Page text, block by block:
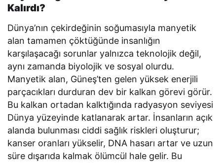
Kalırdı?
Dünya’nın çekirdeğinin soğumasıyla manyetik
alan tamamen çöktüğünde insanlığın
karşılaşacağı sorunlar yalnızca teknolojik değil,
aynı zamanda biyolojik ve sosyal olurdu.
Manyetik alan, Güneş’ten gelen yüksek enerjili
parçacıkları durduran dev bir kalkan görevi görür.
Bu kalkan ortadan kalktığında radyasyon seviyesi
Dünya yüzeyinde katlanarak artar. İnsanların açık
alanda bulunması ciddi sağlık riskleri oluşturur;
kanser oranları yükselir, DNA hasarı artar ve uzun
süre dışarıda kalmak ölümcül hale gelir. Bu